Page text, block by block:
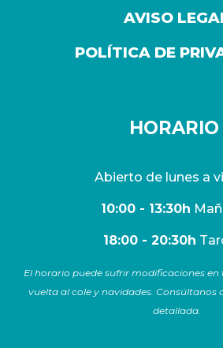
AVISO
POLÍTICA DE
HORARIO
Abierto de lunes a
10:00 - 13:30h
18:00 - 20:30h
El horario puede sufrir modificaciones
vuelta al cole y navidades. Consúltanos
detallada.